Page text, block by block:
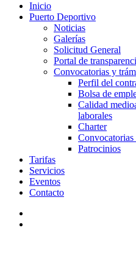
Inicio
Puerto Deportivo
Noticias
Galerías
Solicitud General
Portal de
Convocatorias y
Perfil del
Bolsa de
Calidad
laborales
Charter
Convocatorias
Patrocinios
Tarifas
Servicios
Eventos
Contacto